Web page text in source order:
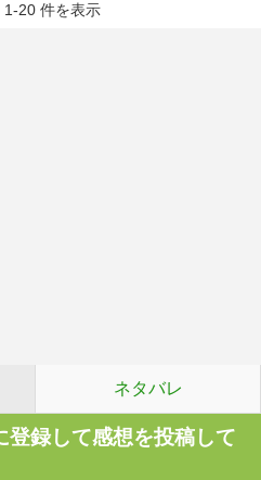
1-20 件を表示
ネタバレ
登録して感想を投稿して